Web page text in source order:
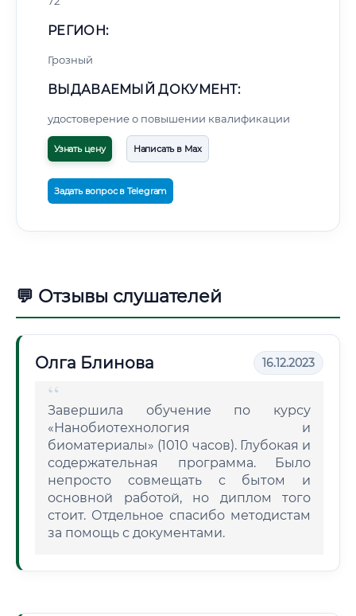
РЕГИОН:
Грозный
ВЫДАВАЕМЫЙ ДОКУМЕНТ:
удостоверение о повышении квалификации
Узнать цену Написать в Max
Задать вопрос в Telegram
💬 Отзывы слушателей
Олга Блинова 16.12.2023
Завершила обучение по курсу
«Нанобиотехнология и
биоматериалы» (1010 часов). Глубокая и
содержательная программа. Было
непросто совмещать с бытом и
основной работой, но диплом того
стоит. Отдельное спасибо методистам
за помощь с документами.